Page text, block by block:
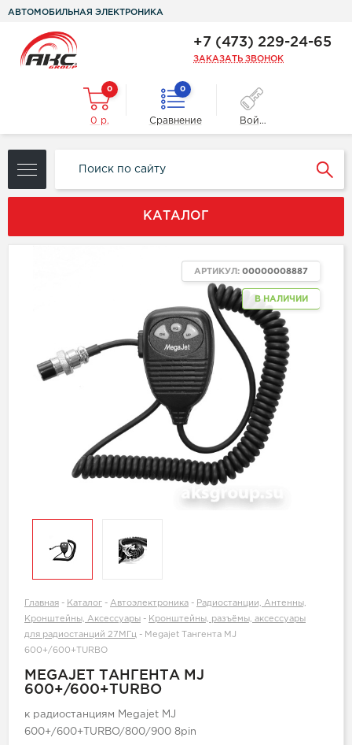
АВТОМОБИЛЬНАЯ ЭЛЕКТРОНИКА
+7 (473) 229-24-65
ЗАКАЗАТЬ ЗВОНОК
0
0 р.
0
Сравнение Войти
КАТАЛОГ
В НАЛИЧИИ
АРТИКУЛ: 00000008887
Главная - Каталог - Автоэлектроника - Радиостанции, Антенны,
Кронштейны, Аксессуары - Кронштейны, разъёмы, аксессуары
для радиостанций 27МГц - Megajet Тангента MJ
600+/600+TURBO
MEGAJET ТАНГЕНТА MJ
600+/600+TURBO
к радиостанциям Megajet MJ
600+/600+TURBO/800/900 8pin